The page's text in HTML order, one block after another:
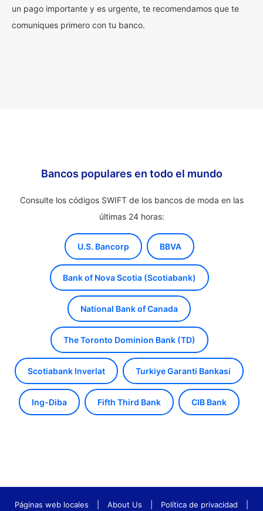
un pago importante y es urgente, te recomendamos que te
comuniques primero con tu banco.
Bancos populares en todo el mundo
Consulte los códigos SWIFT de los bancos de moda en las
últimas 24 horas:
U.S. Bancorp BBVA
Bank of Nova Scotia (Scotiabank)
National Bank of Canada
The Toronto Dominion Bank (TD)
Scotiabank Inverlat Turkiye Garanti Bankasi
Ing-Diba Fifth Third Bank CIB Bank
Páginas web locales About Us Política de privacidad